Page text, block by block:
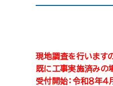
現地調査を行います
既に工事実施済みの
受付開始：令和８年４